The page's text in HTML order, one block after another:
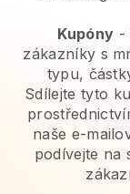
Kupóny -
zákazníky s
typu,
Sdílejte tyto
naše e-
podívejte na